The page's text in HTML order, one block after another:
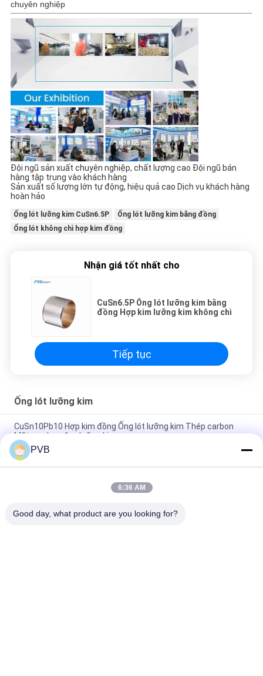
chuyên nghiệp
Đội ngũ sản xuất chuyên nghiệp, chất lượng cao Đội ngũ bán
hàng tập trung vào khách hàng
Sản xuất số lượng lớn tự động, hiệu quả cao Dịch vụ khách hàng
hoàn hảo
Ống lót lưỡng kim CuSn6.5P
Ống lót lưỡng kim bằng đồng
Ống lót không chì hợp kim đồng
Nhận giá tốt nhất cho
CuSn6.5P Ống lót lưỡng kim bằng
đồng Hợp kim lưỡng kim không chì
Tiếp tục
Ống lót lưỡng kim
CuSn10Pb10 Hợp kim đồng Ống lót lưỡng kim Thép carbon
Mặt sau bạc đạn lưỡng kim
Mặt sau bằng thép SAE 799 Ống lót bằng kim loại Bi hợp kim
đồng có chì cao
SAE48 Ống lót lưỡng kim trở lại bằng thép Vòng bi hợp kim
PVB
6:36 AM
Good day, what product are you looking for?